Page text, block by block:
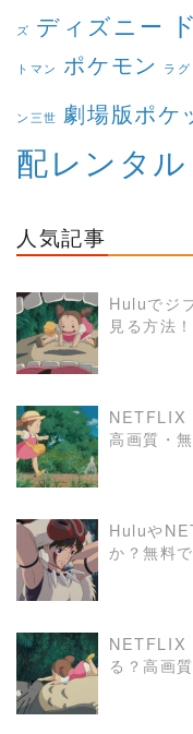
ズ ディズニー
トマン ポケモン ラ
ン三世 劇場版ポケ
配レンタル
人気記事
READ MORE
Huluでジ
見る方法！
READ MORE
NETFLIX
高画質・
READ MORE
Huluや
か？無料
READ MORE
NETFLIX
る？高画